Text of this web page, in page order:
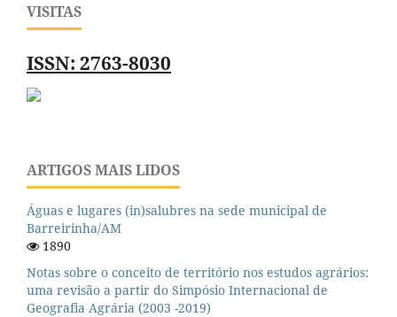
VISITAS
ISSN: 2763-8030
ARTIGOS MAIS LIDOS
Águas e lugares (in)salubres na sede municipal de
Barreirinha/AM
1890
Notas sobre o conceito de território nos estudos agrários:
uma revisão a partir do Simpósio Internacional de
Geografia Agrária (2003 -2019)